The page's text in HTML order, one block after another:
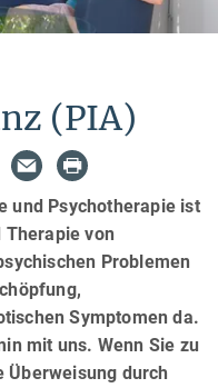
(PIA)
und Psychotherapie ist
von
Problemen
Symptomen da.
mit uns. Wenn Sie zu
Überweisung durch